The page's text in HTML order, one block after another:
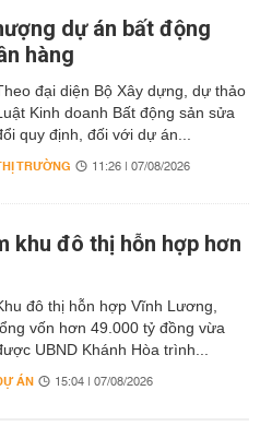
dự án bất động
hàng
đại diện Bộ Xây dựng, dự thảo
Kinh doanh Bất động sản sửa
quy định, đối với dự án...
TRƯỜNG 11:26 | 07/08/2026
khu đô thị hỗn hợp hơn
đô thị hỗn hợp Vĩnh Lương,
vốn hơn 49.000 tỷ đồng vừa
UBND Khánh Hòa trình...
ÁN 15:04 | 07/08/2026